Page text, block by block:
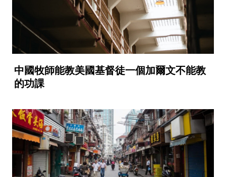
中國牧師能教美國基督徒一個加爾文不能教
的功課